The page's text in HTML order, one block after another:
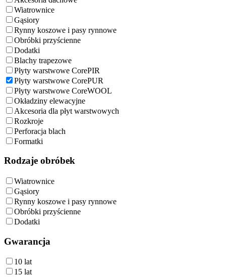
Wiatrownice
Gąsiory
Rynny koszowe i pasy rynnowe
Obróbki przyścienne
Dodatki
Blachy trapezowe
Płyty warstwowe CorePIR
Płyty warstwowe CorePUR
Płyty warstwowe CoreWOOL
Okładziny elewacyjne
Akcesoria dla płyt warstwowych
Rozkroje
Perforacja blach
Formatki
Rodzaje obróbek
Wiatrownice
Gąsiory
Rynny koszowe i pasy rynnowe
Obróbki przyścienne
Dodatki
Gwarancja
10 lat
15 lat